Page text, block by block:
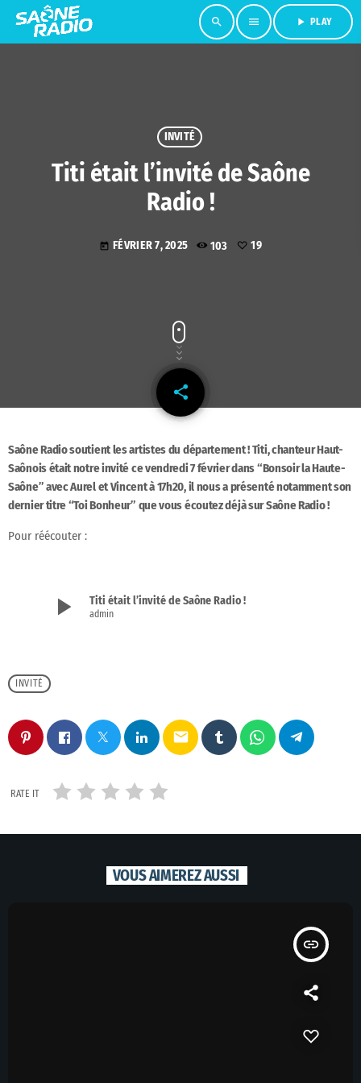
search menu play_arrow PLAY
INVITÉ
Titi était l’invité de Saône
Radio !
today FÉVRIER 7, 2025 103 19
share
email
Saône Radio soutient les artistes du département ! Titi, chanteur Haut-
Saônois était notre invité ce vendredi 7 février dans “Bonsoir la Haute-
Saône” avec Aurel et Vincent à 17h20, il nous a présenté notamment son
dernier titre “Toi Bonheur” que vous écoutez déjà sur Saône Radio !
Pour réécouter :
play_arrow Titi était l’invité de Saône Radio !
admin
INVITÉ
email
RATE IT
VOUS AIMEREZ AUSSI
insert_link